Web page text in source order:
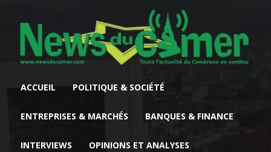
ACCUEIL POLITIQUE & SOCIÉTÉ
ENTREPRISES & MARCHÉS BANQUES & FINANCE
INTERVIEWS OPINIONS ET ANALYSES